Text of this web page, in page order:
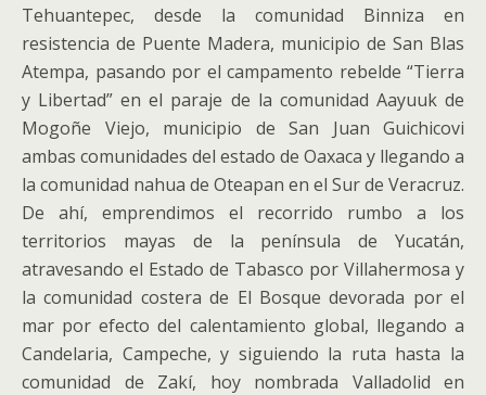
Tehuantepec, desde la comunidad Binniza en
resistencia de Puente Madera, municipio de San Blas
Atempa, pasando por el campamento rebelde “Tierra
y Libertad” en el paraje de la comunidad Aayuuk de
Mogoñe Viejo, municipio de San Juan Guichicovi
ambas comunidades del estado de Oaxaca y llegando a
la comunidad nahua de Oteapan en el Sur de Veracruz.
De ahí, emprendimos el recorrido rumbo a los
territorios mayas de la península de Yucatán,
atravesando el Estado de Tabasco por Villahermosa y
la comunidad costera de El Bosque devorada por el
mar por efecto del calentamiento global, llegando a
Candelaria, Campeche, y siguiendo la ruta hasta la
comunidad de Zakí, hoy nombrada Valladolid en